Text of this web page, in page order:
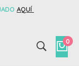
AQUÍ
0